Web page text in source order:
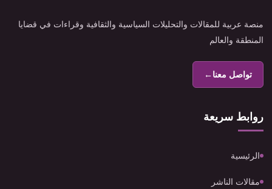
منصة عربية للمقالات والتحليلات السياسية والثقافية وقراءات في قضايا
المنطقة والعالم
تواصل معنا←
روابط سريعة
الرئيسية
مقالات الناشر